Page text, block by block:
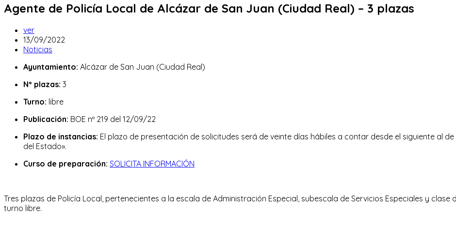
Agente de Policía Local de Alcázar de San Juan (Ciudad Real) – 3 plazas
Autor
de
la
ver
Publicación
de
entrada:
13/09/2022
Categoría
la
Noticias
Ayuntamiento: Alcázar de San Juan (Ciudad Real)
Nº plazas: 3
Turno: libre
Publicación: BOE nº 219 del 12/09/22
Plazo de instancias: El plazo de presentación de solicitudes será de veinte días hábiles a contar desde el siguiente al
del Estado».
Curso de preparación: SOLICITA INFORMACIÓN
Tres plazas de Policía Local, pertenecientes a la escala de Administración Especial, subescala de Servicios Especiales y clase
turno libre.